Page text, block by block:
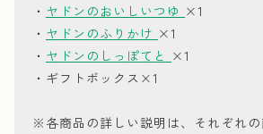
・ ヤドンのおいしいつゆ ×1
・ ヤドンのふりかけ ×1
・ ヤドンのしっぽてと ×1
・ギフトボックス×1
※各商品の詳しい説明は、それぞれ